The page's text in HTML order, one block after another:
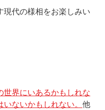
現代の様相をお楽しみい
世界にいあるかもしれな
ないかもしれない。 他